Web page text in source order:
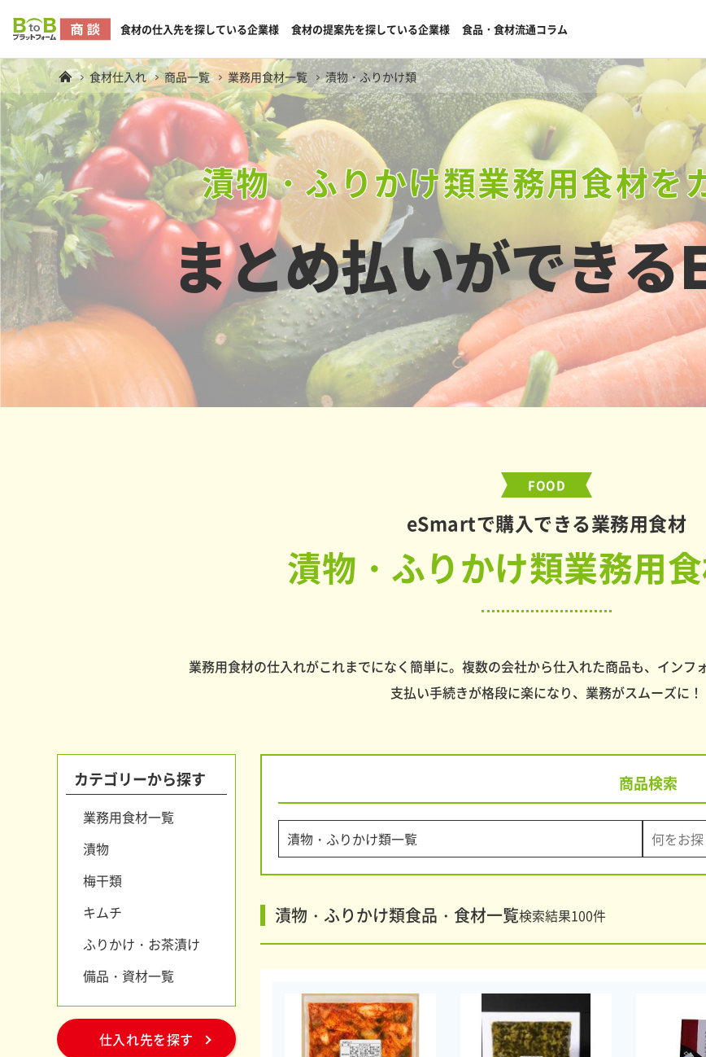
食材の仕入先を探している企業様 食材の提案先を探している企業様 食品・食材流通コラム
食材仕入れ 商品一覧 業務用食材一覧 漬物・ふりかけ類
漬物・ふりかけ類業務用食材を
まとめ払いができる
FOOD
eSmartで購入できる業務用食材
漬物・ふりかけ類業務用
業務用食材の仕入れがこれまでになく簡単に。複数の会社から仕入れた商品も、インフ
支払い手続きが格段に楽になり、業務がスムーズに！
商品検索
漬物・ふりかけ類食品・食材一覧検索結果100件
カテゴリーから探す
業務用食材一覧
漬物
梅干類
キムチ
ふりかけ・お茶漬け
備品・資材一覧
仕入れ先を探す